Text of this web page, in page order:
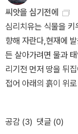
한다. 그림자를 달래
였다. 포장되기 전의
었으며 사제는 그 폭
입었다. 사람들은 그
하지만 오늘날의 미사
자를 달랠 방법을 잃
한 소설이나 호러물,
비교적 온순하고 겁이
리학 철학 문학에 관
자라면 어렵지 않게
다고 느낄 수 있다. 저
것은 이미 주어져 있
단지 나 자신으로 살
다. 내 안에는 힘이
은 서로 화해하고 통
신을 놓아 버린다.
이 내게 한 것 또는 나
씨앗을 심기전에
심리치유는 식물을
향해 자란다,현재에
든 살아가려면 물과
리기전 먼저 땅을 뒤
접어 아래의 흙이 위
을 고른다. 그러는 과
씨앗을 품을 준비를
공감 (3) 댓글 (0)